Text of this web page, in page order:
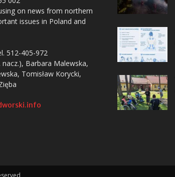
on news from northern
issues in Poland and
512-405-972
Barbara Malewska,
Tomisław Korycki,